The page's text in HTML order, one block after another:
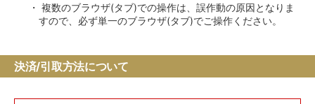
複数のブラウザ(タブ)での操作は、誤作動の原因となりま
すので、必ず単一のブラウザ(タブ)でご操作ください。
決済/引取方法について